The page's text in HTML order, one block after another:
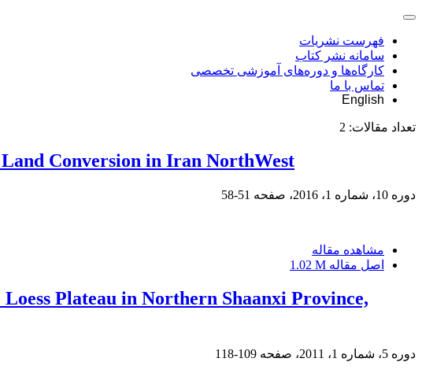
فهرست نشریات
سامانه نشر کتاب
کارگاه‌ها و دوره‌های آموزشی تخصصی
تماس با ما
English
تعداد مقالات: 2
Conversion in Iran NorthWest
دوره 10، شماره 1، 2016، صفحه 51-58
مشاهده مقاله
اصل مقاله 1.02 M
Plateau in Northern Shaanxi Province,
دوره 5، شماره 1، 2011، صفحه 109-118